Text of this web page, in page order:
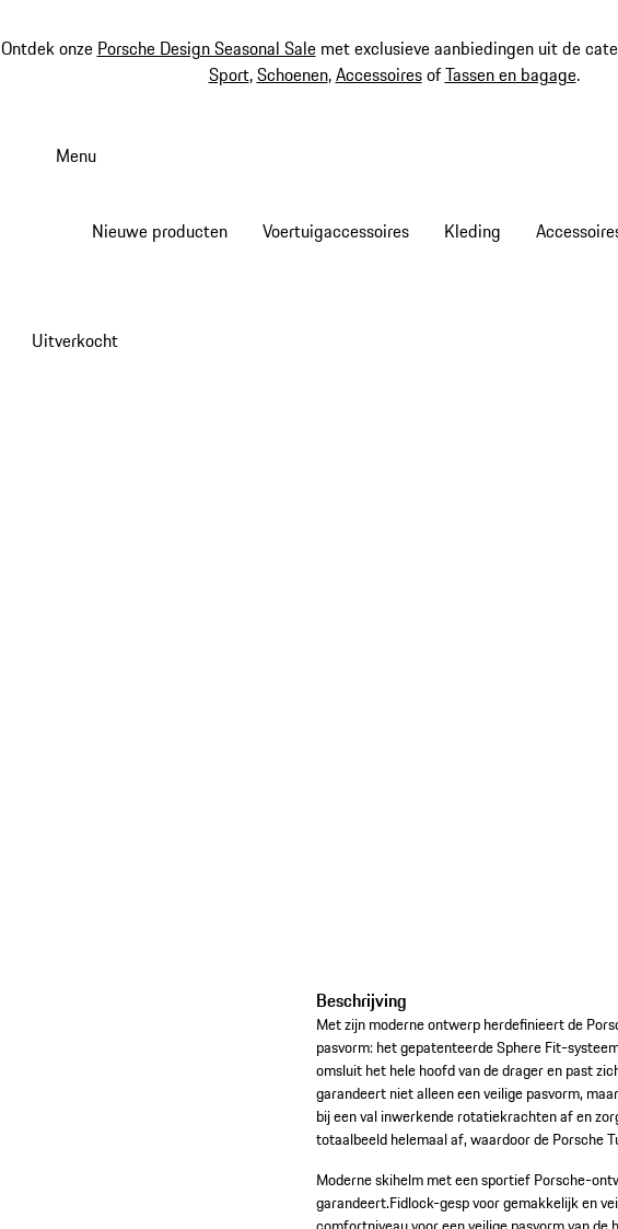
Ontdek onze Porsche Design Seasonal Salemet exclusieve aanbiedingen uit de
Sport,Schoenen,AccessoiresofTassen en bagage.
Menu
Nieuwe producten Voertuigaccessoires Kleding
Uitverkocht
Beschrijving
Met zijn moderne ontwerp herdefinieert de
pasvorm: het gepatenteerde Sphere Fit-
omsluit het hele hoofd van de drager en past
garandeert niet alleen een veilige pasvorm,
bij een val inwerkende rotatiekrachten af en
totaalbeeld helemaal af, waardoor de Porsche
Moderne skihelm met een sportief Porsche-
garandeert.Fidlock-gesp voor gemakkelijk en